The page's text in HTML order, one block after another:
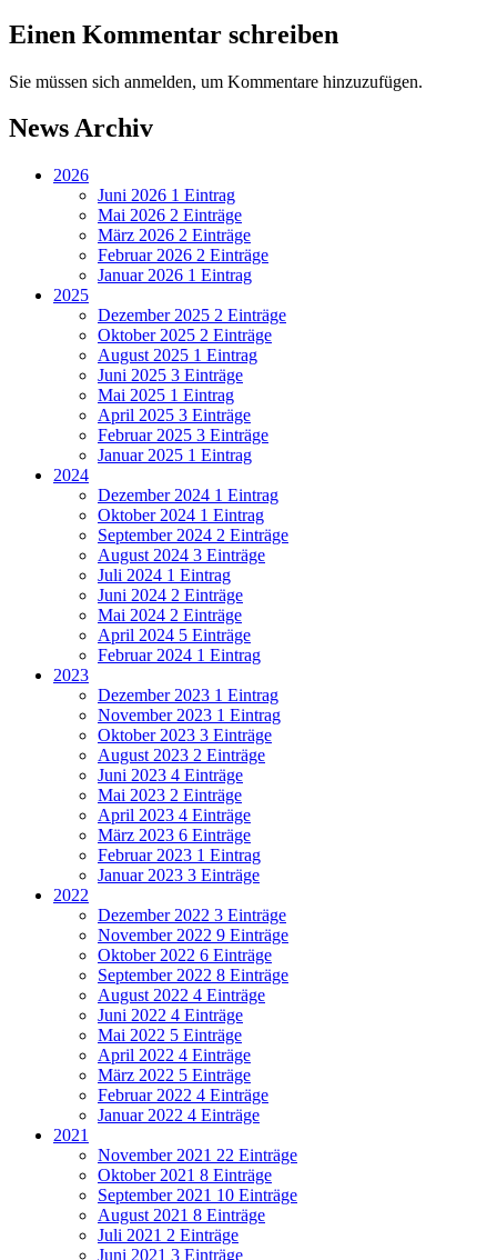
Einen Kommentar schreiben
Sie müssen sich anmelden, um Kommentare hinzuzufügen.
News Archiv
2026
Juni 2026 1 Eintrag
Mai 2026 2 Einträge
März 2026 2 Einträge
Februar 2026 2 Einträge
Januar 2026 1 Eintrag
2025
Dezember 2025 2 Einträge
Oktober 2025 2 Einträge
August 2025 1 Eintrag
Juni 2025 3 Einträge
Mai 2025 1 Eintrag
April 2025 3 Einträge
Februar 2025 3 Einträge
Januar 2025 1 Eintrag
2024
Dezember 2024 1 Eintrag
Oktober 2024 1 Eintrag
September 2024 2 Einträge
August 2024 3 Einträge
Juli 2024 1 Eintrag
Juni 2024 2 Einträge
Mai 2024 2 Einträge
April 2024 5 Einträge
Februar 2024 1 Eintrag
2023
Dezember 2023 1 Eintrag
November 2023 1 Eintrag
Oktober 2023 3 Einträge
August 2023 2 Einträge
Juni 2023 4 Einträge
Mai 2023 2 Einträge
April 2023 4 Einträge
März 2023 6 Einträge
Februar 2023 1 Eintrag
Januar 2023 3 Einträge
2022
Dezember 2022 3 Einträge
November 2022 9 Einträge
Oktober 2022 6 Einträge
September 2022 8 Einträge
August 2022 4 Einträge
Juni 2022 4 Einträge
Mai 2022 5 Einträge
April 2022 4 Einträge
März 2022 5 Einträge
Februar 2022 4 Einträge
Januar 2022 4 Einträge
2021
November 2021 22 Einträge
Oktober 2021 8 Einträge
September 2021 10 Einträge
August 2021 8 Einträge
Juli 2021 2 Einträge
Juni 2021 3 Einträge